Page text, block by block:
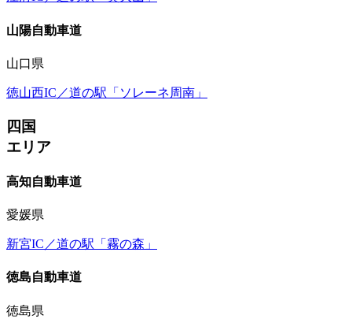
山陽自動車道
山口県
徳山西IC／道の駅「ソレーネ周南」
四国
エリア
高知自動車道
愛媛県
新宮IC／道の駅「霧の森」
徳島自動車道
徳島県